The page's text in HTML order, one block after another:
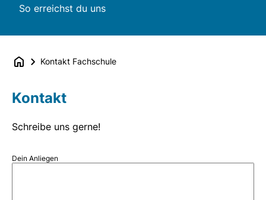
So erreichst du uns
Kontakt Fachschule
Kontakt
Schreibe uns gerne!
Dein Anliegen